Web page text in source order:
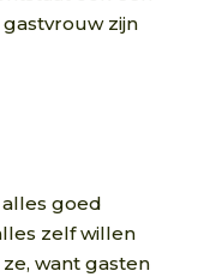
zijn
goed
zelf willen
want gasten